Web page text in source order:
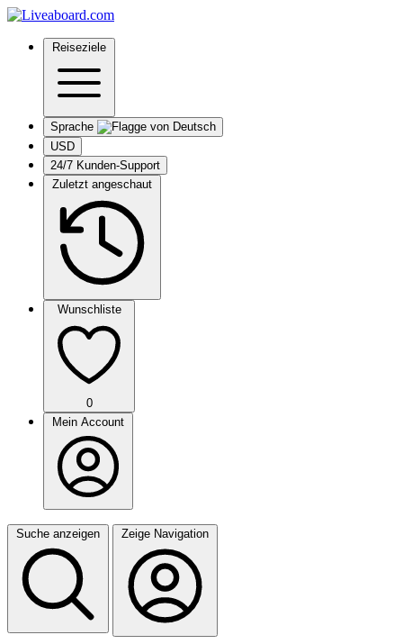
Reiseziele
Sprache
USD
24/7 Kunden-Support
Zuletzt angeschaut
Wunschliste
0
Mein Account
Suche anzeigen Zeige Navigation